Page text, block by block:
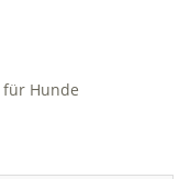
für Hunde